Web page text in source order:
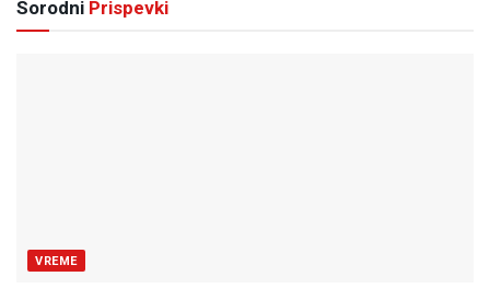
Sorodni Prispevki
VREME